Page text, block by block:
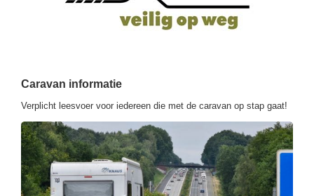
Caravan informatie
Verplicht leesvoer voor iedereen die met de caravan op stap gaat!